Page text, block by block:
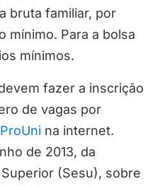
bruta familiar, por
mínimo. Para a bolsa
mínimos.
fazer a inscrição
de vagas por
na internet.
de 2013, da
(Sesu), sobre